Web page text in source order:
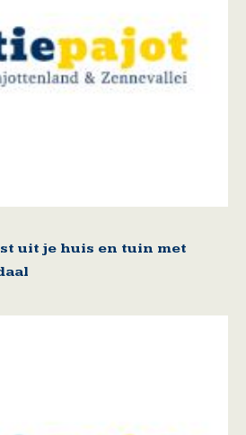
uit je huis en tuin met